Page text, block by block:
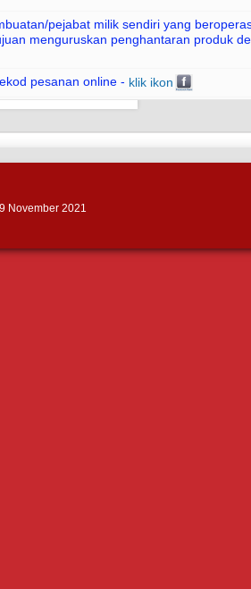
pejabat milik sendiri yang
menguruskan penghantaran produk
pesanan online - klik ikon
November 2021